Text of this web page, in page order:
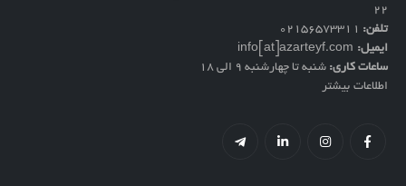
۲۲
تلفن: 02156573311
ایمیل: info[at]azarteyf.com
ساعات کاری: شنبه تا چهارشنبه 9 الی 18
اطلاعات بیشتر